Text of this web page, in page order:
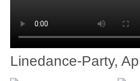
Linedance-Party,